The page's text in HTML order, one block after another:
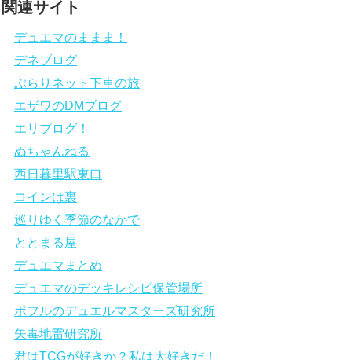
関連サイト
デュエマのままま！
デネブログ
ぶらりネット下車の旅
エザワのDMブログ
エリブログ！
ぬちゃんねる
西日暮里駅東口
コインは裏
巡りゆく季節のなかで
ととまる屋
デュエマまとめ
デュエマのデッキレシピ保管場所
ポフルのデュエルマスターズ研究所
矢毒地雷研究所
君はTCGが好きか？私は大好きだ！